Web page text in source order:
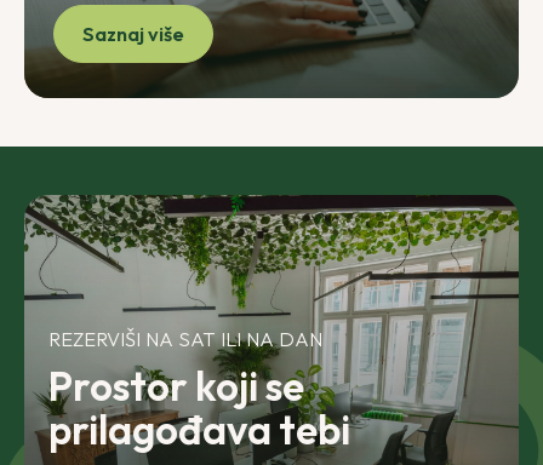
Saznaj više
REZERVIŠI NA SAT ILI NA DAN
Prostor koji se
prilagođava tebi